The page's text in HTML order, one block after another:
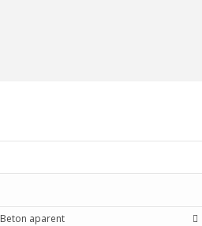
Beton aparent